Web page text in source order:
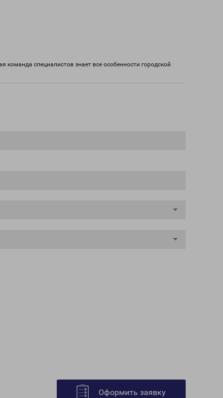
команда специалистов знает все особенности городской
Оформить заявку